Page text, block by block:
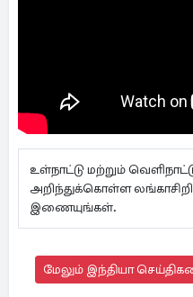
உள்நாட்டு மற்றும்
அறிந்துக்கொள்ள லங்காசிறி
இணையுங்கள்.
மேலும் இந்தியா